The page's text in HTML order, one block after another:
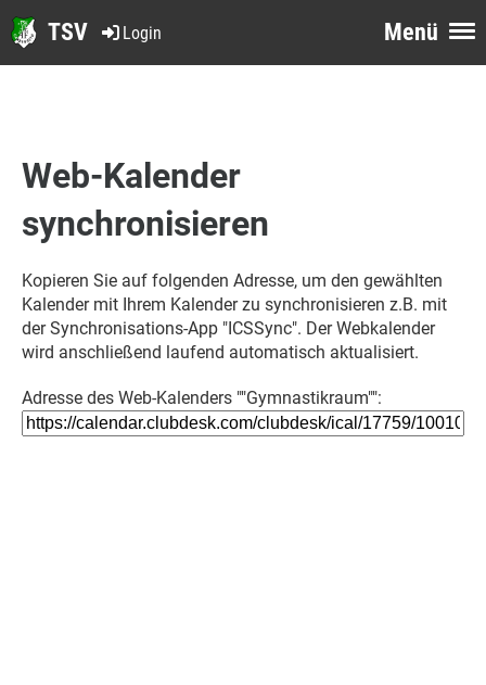
Menü
Login
TSV
Web-Kalender
synchronisieren
Kopieren Sie auf folgenden Adresse, um den gewählten
Kalender mit Ihrem Kalender zu synchronisieren z.B. mit
der Synchronisations-App "ICSSync". Der Webkalender
wird anschließend laufend automatisch aktualisiert.
Adresse des Web-Kalenders ""Gymnastikraum"":